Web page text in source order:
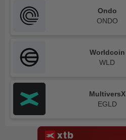
Ondo
ONDO
Worldcoin
WLD
MultiversX
EGLD